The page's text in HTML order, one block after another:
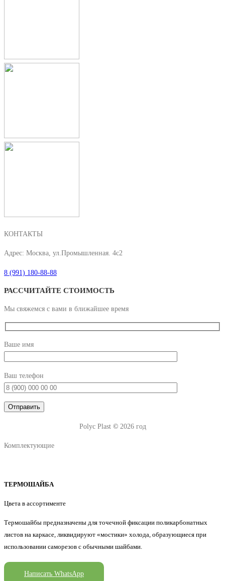
КОНТАКТЫ
Адрес: Москва, ул.Промышленная. 4с2
8 (991) 180-88-88
РАССЧИТАЙТЕ СТОИМОСТЬ
Мы свяжемся с вами в ближайшее время
Ваше имя
Ваш телефон
Polyc Plast ©2026 год
Комплектующие
ТЕРМОШАЙБА
Цвета в ассортименте
Термошайбы предназначены для точечной фиксации поликарбонатных
листов на каркасе, ликвидируют «мостики» холода, образующиеся при
использовании саморезов с обычными шайбами.
Написать WhatsApp